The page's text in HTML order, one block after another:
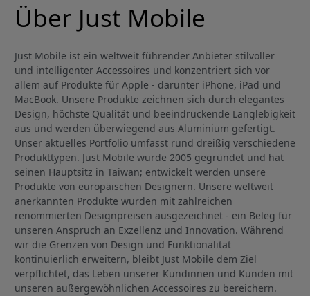
Über Just Mobile
Just Mobile ist ein weltweit führender Anbieter stilvoller
und intelligenter Accessoires und konzentriert sich vor
allem auf Produkte für Apple - darunter iPhone, iPad und
MacBook. Unsere Produkte zeichnen sich durch elegantes
Design, höchste Qualität und beeindruckende Langlebigkeit
aus und werden überwiegend aus Aluminium gefertigt.
Unser aktuelles Portfolio umfasst rund dreißig verschiedene
Produkttypen. Just Mobile wurde 2005 gegründet und hat
seinen Hauptsitz in Taiwan; entwickelt werden unsere
Produkte von europäischen Designern. Unsere weltweit
anerkannten Produkte wurden mit zahlreichen
renommierten Designpreisen ausgezeichnet - ein Beleg für
unseren Anspruch an Exzellenz und Innovation. Während
wir die Grenzen von Design und Funktionalität
kontinuierlich erweitern, bleibt Just Mobile dem Ziel
verpflichtet, das Leben unserer Kundinnen und Kunden mit
unseren außergewöhnlichen Accessoires zu bereichern.